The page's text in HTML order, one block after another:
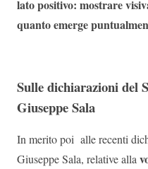
lato positivo: mostrare
quanto emerge
Sulle dichiarazioni del
Giuseppe Sala
In merito poi alle recenti
Giuseppe Sala, relative alla